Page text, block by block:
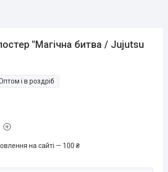
"Магічна битва / Jujutsu
і в роздріб
на сайті — 100 ₴